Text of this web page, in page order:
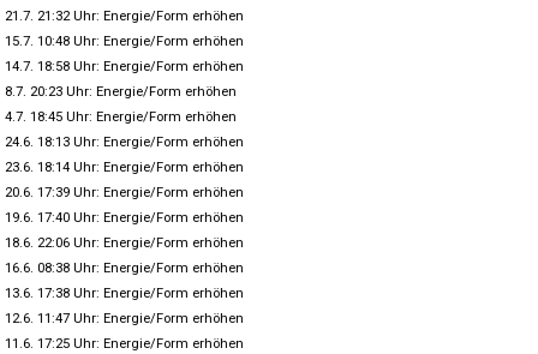
21.7. 21:32 Uhr: Energie/Form erhöhen
15.7. 10:48 Uhr: Energie/Form erhöhen
14.7. 18:58 Uhr: Energie/Form erhöhen
8.7. 20:23 Uhr: Energie/Form erhöhen
4.7. 18:45 Uhr: Energie/Form erhöhen
24.6. 18:13 Uhr: Energie/Form erhöhen
23.6. 18:14 Uhr: Energie/Form erhöhen
20.6. 17:39 Uhr: Energie/Form erhöhen
19.6. 17:40 Uhr: Energie/Form erhöhen
18.6. 22:06 Uhr: Energie/Form erhöhen
16.6. 08:38 Uhr: Energie/Form erhöhen
13.6. 17:38 Uhr: Energie/Form erhöhen
12.6. 11:47 Uhr: Energie/Form erhöhen
11.6. 17:25 Uhr: Energie/Form erhöhen